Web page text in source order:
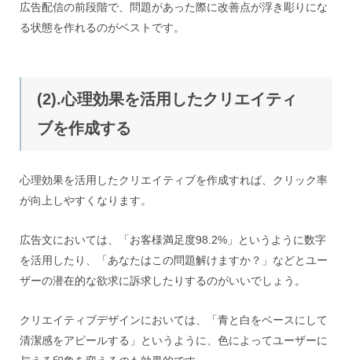
広告配信の前段階で、問題があった際に改善点が浮き彫りにな
る状態を作れるのがベストです。
(2).心理効果を活用したクリエイティ
ブを作成する
心理効果を活用したクリエイティブを作成すれば、クリック率
が向上しやすくなります。
広告文においては、「お客様満足度98.2%」というように数字
を活用したり、「あなたはこの問題解けますか？」などとユー
ザーの潜在的な欲求に訴求したりするのがいいでしょう。
クリエイティブデザインにおいては、「青と白をベースにして
清潔感をアピールする」というように、色によってユーザーに